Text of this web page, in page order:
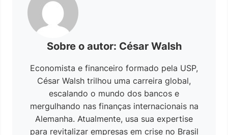
Sobre o autor: César Walsh
Economista e financeiro formado pela USP,
César Walsh trilhou uma carreira global,
escalando o mundo dos bancos e
mergulhando nas finanças internacionais na
Alemanha. Atualmente, usa sua expertise
para revitalizar empresas em crise no Brasil